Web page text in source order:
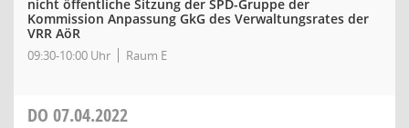
nicht öffentliche Sitzung der SPD-Gruppe der
Kommission Anpassung GkG des Verwaltungsrates der
VRR AöR
09:30-10:00 Uhr Raum E
DO 07.04.2022